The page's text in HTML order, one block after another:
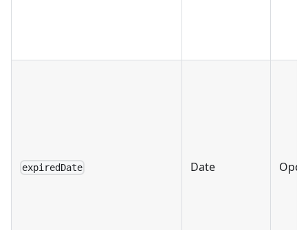
expiredDate Date